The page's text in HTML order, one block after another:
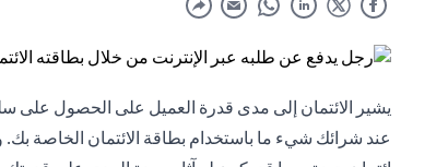
يشير الائتمان إلى مدى قدرة العميل على الحصول على
عند شرائك شيء ما باستخدام بطاقة الائتمان الخاصة